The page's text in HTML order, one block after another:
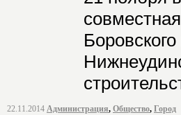
22.11.2014 Администрация, Общество, Город